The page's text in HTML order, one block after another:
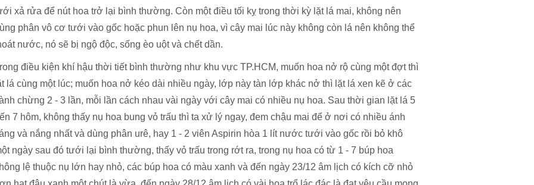
xả rửa để nút hoa trở lại bình thường. Còn một điều tối kỵ trong thời kỳ lặt lá mai, không nên
phân vô cơ tưới vào gốc hoặc phun lên nụ hoa, vì cây mai lúc này không còn lá nên không thể
nước, nó sẽ bị ngộ độc, sống èo uột và chết dần.
điều kiện khí hậu thời tiết bình thường như khu vực TP.HCM, muốn hoa nở rộ cùng một đợt thì
lá cùng một lúc; muốn hoa nở kéo dài nhiều ngày, lớp này tàn lớp khác nở thì lặt lá xen kẽ ở các
chừng 2 - 3 lần, mỗi lần cách nhau vài ngày với cây mai có nhiều nụ hoa. Sau thời gian lặt lá 5
7 hôm, không thấy nụ hoa bung vỏ trấu thì ta xử lý ngay, đem chậu mai để ở nơi có nhiều ánh
và nắng nhất và dùng phân urê, hay 1 - 2 viên Aspirin hòa 1 lít nước tưới vào gốc rồi bỏ khô
ngày sau đó tưới lại bình thường, thấy vỏ trấu trong rớt ra, trong nụ hoa có từ 1 - 7 búp hoa
lệ thuộc nụ lớn hay nhỏ, các búp hoa có màu xanh và đến ngày 23/12 âm lịch có kích cỡ nhỏ